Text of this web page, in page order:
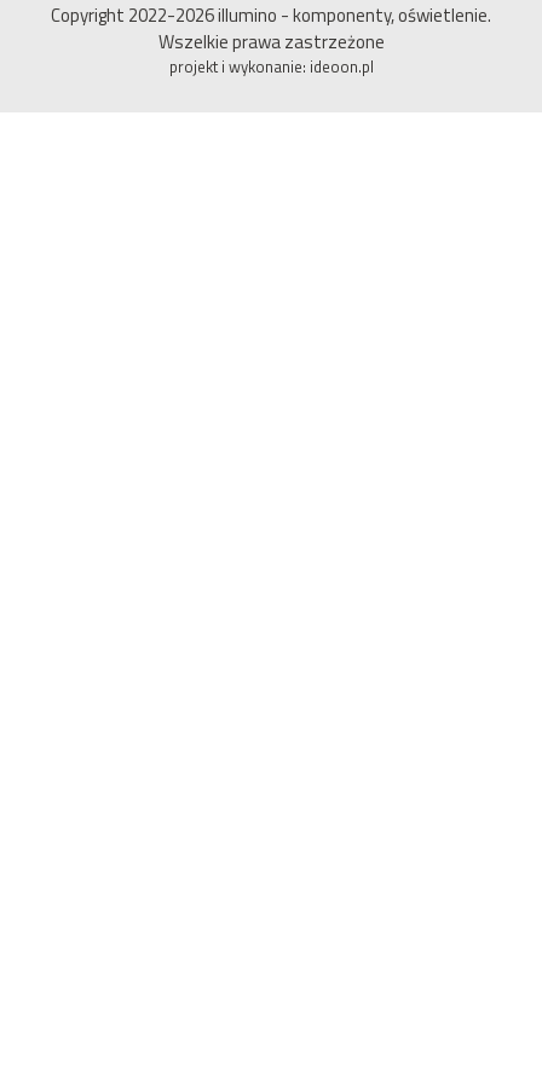
Copyright 2022-2026 illumino - komponenty, oświetlenie.
Wszelkie prawa zastrzeżone
projekt i wykonanie: ideoon.pl